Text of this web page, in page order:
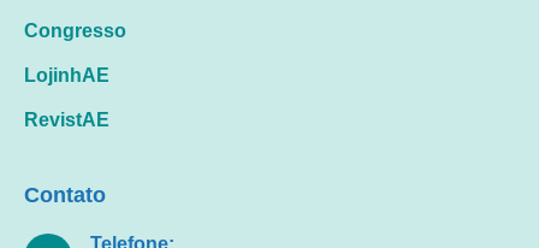
Congresso
LojinhAE
RevistAE
Contato